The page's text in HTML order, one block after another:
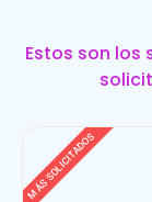
Estos son los
MÁS SOLICITADOS